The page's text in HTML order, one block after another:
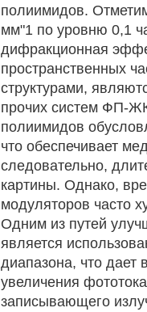
полиимидов.
мм"1 по уровню 0,1
дифракционная
пространственных
структурами,
прочих систем ФП-
полиимидов
что обеспечивает
следовательно,
картины. Однако,
модуляторов часто
Одним из путей
является
диапазона, что дает
увеличения
записывающего